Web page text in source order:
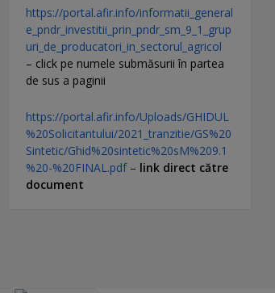
https://portal.afir.info/informatii_general
e_pndr_investitii_prin_pndr_sm_9_1_grup
uri_de_producatori_in_sectorul_agricol
– click pe numele submăsurii în partea
de sus a paginii
https://portal.afir.info/Uploads/GHIDUL
%20Solicitantului/2021_tranzitie/GS%20
Sintetic/Ghid%20sintetic%20sM%209.1
%20-%20FINAL.pdf– link direct către
document